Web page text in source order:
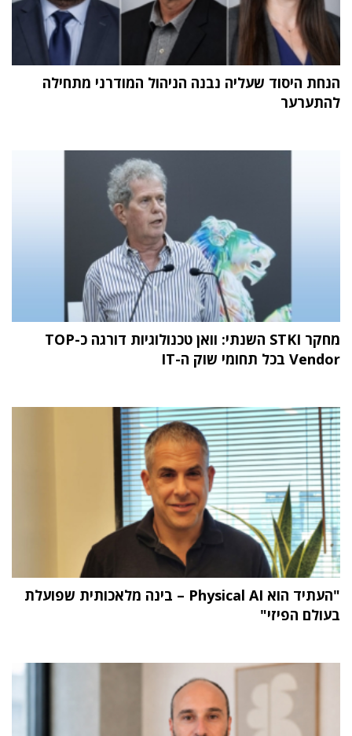
הנחת היסוד שעליה נבנה הניהול המודרני מתחילה
להתערער
מחקר STKI השנתי: וואן טכנולוגיות דורגה כ-TOP
Vendor בכל תחומי שוק ה-IT
"העתיד הוא Physical AI – בינה מלאכותית שפועלת
בעולם הפיזי"